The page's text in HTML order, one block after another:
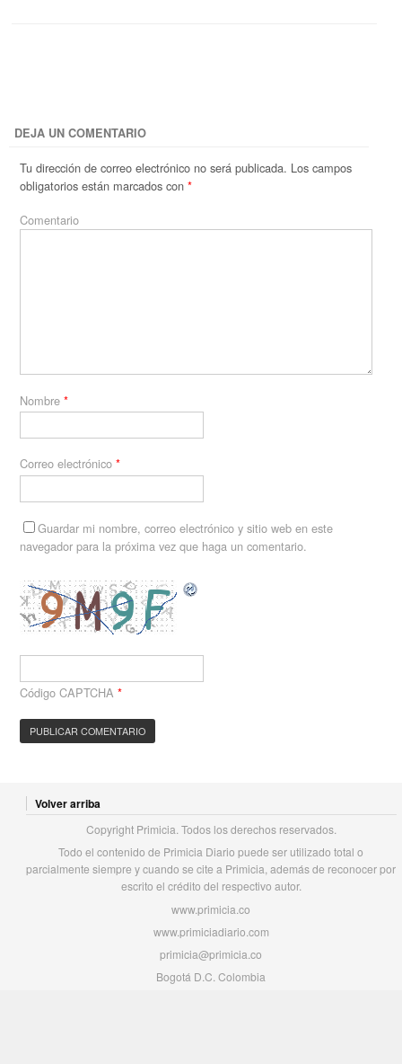
DEJA UN COMENTARIO
Tu dirección de correo electrónico no será publicada. Los campos
obligatorios están marcados con*
Comentario
Nombre*
Correo electrónico*
Guardar mi nombre, correo electrónico y sitio web en este
navegador para la próxima vez que haga un comentario.
Código CAPTCHA *
Volver arriba
Copyright Primicia. Todos los derechos reservados.
Todo el contenido de Primicia Diario puede ser utilizado total o
parcialmente siempre y cuando se cite a Primicia, además de reconocer por
escrito el crédito del respectivo autor.
www.primicia.co
www.primiciadiario.com
primicia@primicia.co
Bogotá D.C. Colombia